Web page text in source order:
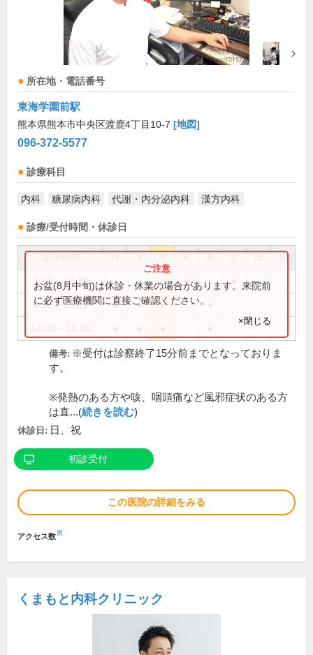
所在地・電話番号
東海学園前駅
熊本県熊本市中央区渡鹿4丁目10-7 [地図]
096-372-5577
診療科目
内科 糖尿病内科 代謝・内分泌内科 漢方内科
診療/受付時間・休診日
祝
9:00～12:30 ●
9:00～13:00 ● ● ●
お盆(8月中旬)は休診・休業の場合があります。来院前
に必ず医療機関に直接ご確認ください。
×閉じる
備考: ※受付は診察終了15分前までとなっておりま
す。
※発熱のある方や咳、咽頭痛など風邪症状のある方
は直...(続きを読む)
休診日: 日、祝
初診受付
この医院の詳細をみる
アクセス数※
くまもと内科クリニック